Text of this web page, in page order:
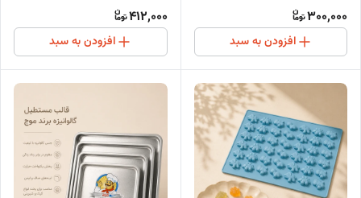
300,000
افزودن به سبد
412,000
افزودن به سبد